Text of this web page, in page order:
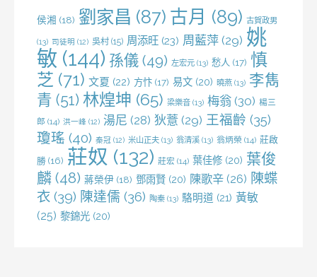
侯湘 (18) 劉家昌 (87) 古月 (89) 古賀政男
(13) 司徒明 (12) 吳村 (15) 周添旺 (23) 周藍萍 (29) 姚
敏 (144) 孫儀 (49) 左宏元 (13) 愁人 (17) 慎
芝 (71) 文夏 (22) 方忭 (17) 易文 (20) 曉燕 (13) 李雋
青 (51) 林煌坤 (65) 梁樂音 (13) 梅翁 (30) 楊三
郎 (14) 洪一峰 (12) 湯尼 (28) 狄薏 (29) 王福齡 (35)
瓊瑤 (40) 秦冠 (12) 米山正夫 (13) 翁清溪 (13) 翁炳榮 (14) 莊啟
勝 (16) 莊奴 (132) 莊宏 (14) 葉佳修 (20) 葉俊
麟 (48) 蔣榮伊 (18) 鄧雨賢 (20) 陳歌辛 (26) 陳蝶
衣 (39) 陳達儒 (36) 陶秦 (13) 駱明道 (21) 黃敏
(25) 黎錦光 (20)